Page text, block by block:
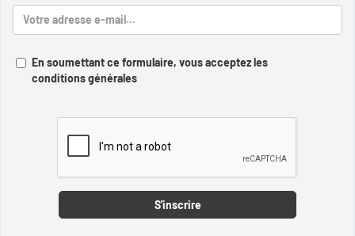
En soumettant ce formulaire, vous acceptez les
conditions générales
S'inscrire